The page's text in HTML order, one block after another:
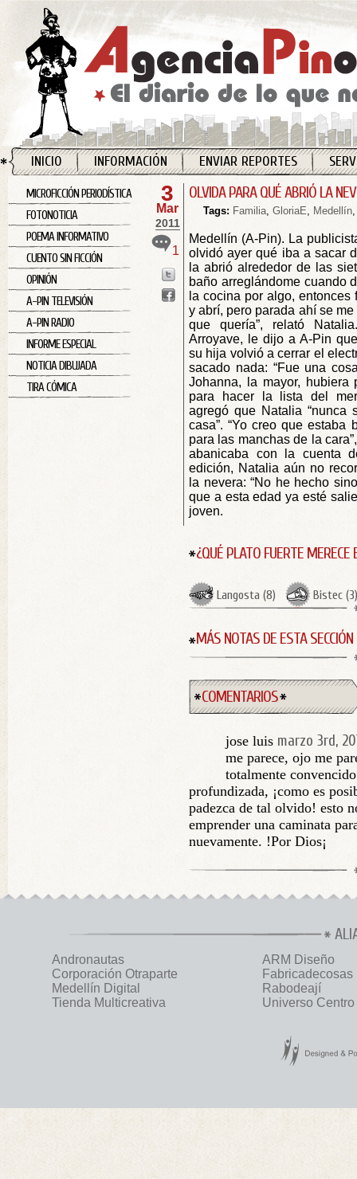
INICIO INFORMACIÓN ENVIAR REPORTES
MICROFICCIÓN PERIODÍSTICA
FOTONOTICIA
POEMA INFORMATIVO
CUENTO SIN FICCIÓN
OPINIÓN
A-PIN TELEVISIÓN
A-PIN RADIO
INFORME ESPECIAL
NOTICIA DIBUJADA
TIRA CÓMICA
3
Mar
2011
1
OLVIDA PARA QUÉ ABRIÓ LA
Tags: Familia, GloriaE, Medellín
Medellín (A-Pin). La
olvidó ayer qué iba a sacar
la abrió alrededor de las
baño arreglándome cuando
la cocina por algo,
y abrí, pero parada ahí se
que quería”, relató
Arroyave, le dijo a A-Pin
su hija volvió a cerrar el
sacado nada: “Fue una
Johanna, la mayor, hubiera
para hacer la lista del
agregó que Natalia
casa”. “Yo creo que estaba
para las manchas de la
abanicaba con la cuenta
edición, Natalia aún no
la nevera: “No he hecho
que a esta edad ya esté
joven.
¿QUÉ PLATO FUERTE MERECE
Langosta (8) Bistec (3)
MÁS NOTAS DE ESTA SECCIÓN
COMENTARIOS
jose luis marzo 3rd,
me parece, ojo me
totalmente
profundizada, ¡como es
padezca de tal olvido! esto
emprender una caminata
nuevamente. !Por Dios¡
Andronautas
ARM Diseño
Corporación Otraparte
Fabricadecosas
Medellín Digital
Rabodeají
Tienda Multicreativa
Universo Centro